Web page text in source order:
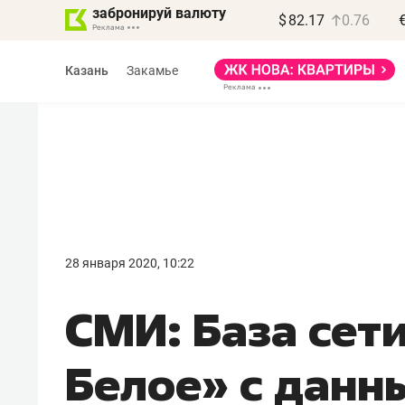
забронируй валюту $ 82.17 0.76
Казань Закамье
28 января 2020, 10:22
СМИ: База
Белое»​​ с
правил, бизнес может
потерять минимум